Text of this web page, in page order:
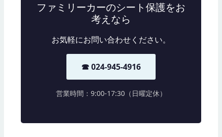
ファミリーカーのシート保護をお
考えなら
お気軽にお問い合わせください。
☎ 024-945-4916
営業時間：9:00-17:30（日曜定休）